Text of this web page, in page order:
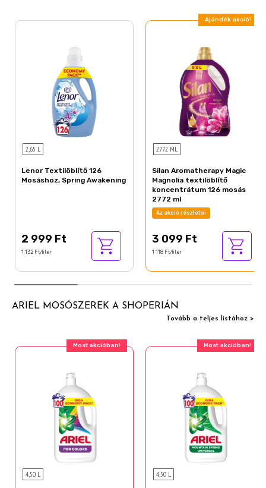
2,65 L
Lenor Textilöblítő 126
Mosáshoz, Spring Awakening
2 999 Ft
1 132 Ft/liter
Ajándék akció!
2772 ML
Silan Aromatherapy Magic
Magnolia textilöblítő
koncentrátum 126 mosás
2772 ml
Az akció részletei
3 099 Ft
1 118 Ft/liter
ARIEL MOSÓSZEREK A SHOPERIÁN
Tovább a teljes listához >
Most akcióban!
4,50 L
Most akcióban!
4,50 L